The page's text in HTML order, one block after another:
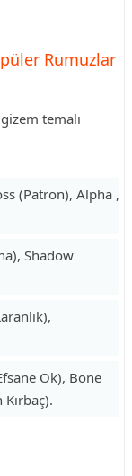
Rumuzlar
temalı
(Patron), Alpha ,
Shadow
Ok), Bone